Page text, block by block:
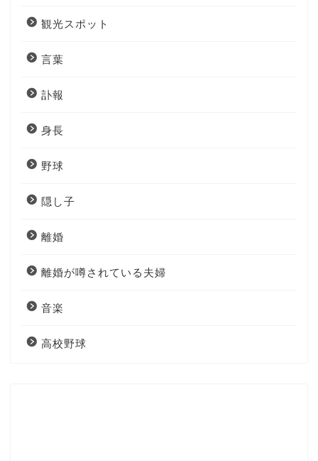
観光スポット
言葉
訃報
身長
野球
隠し子
離婚
離婚が噂されている夫婦
音楽
高校野球